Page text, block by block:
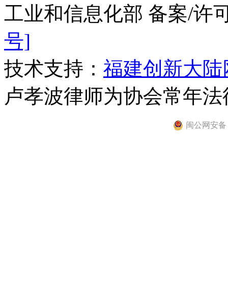
工业和信息化部 备案/许
号]
技术支持： 福建创新大
卢孝波律师为协会常年
闽公网安备